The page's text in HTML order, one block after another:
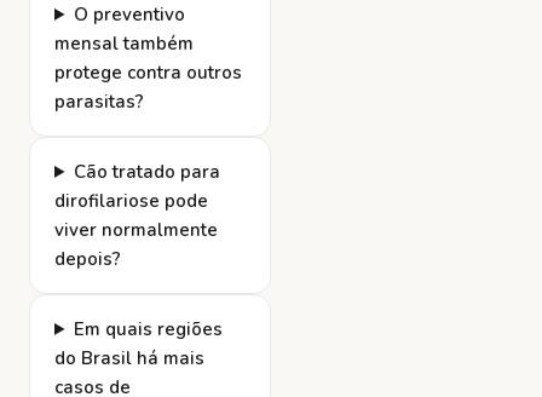
O preventivo
mensal também
protege contra outros
parasitas?
Cão tratado para
dirofilariose pode
viver normalmente
depois?
Em quais regiões
do Brasil há mais
casos de